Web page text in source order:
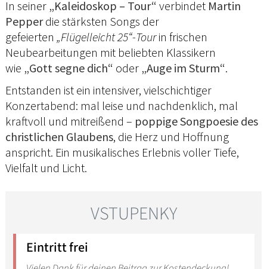
In seiner „Kaleidoskop – Tour“ verbindet Martin
Pepperdie stärksten Songs der
gefeierten „Flügelleicht 25“-Tourin frischen
Neubearbeitungen mit beliebten Klassikern
wie „Gott segne dich“ oder „Auge im Sturm“.
Entstanden ist ein intensiver, vielschichtiger
Konzertabend: mal leise und nachdenklich, mal
kraftvoll und mitreißend – poppige Songpoesie des
christlichen Glaubens, die Herz und Hoffnung
anspricht. Ein musikalisches Erlebnis voller Tiefe,
Vielfalt und Licht.